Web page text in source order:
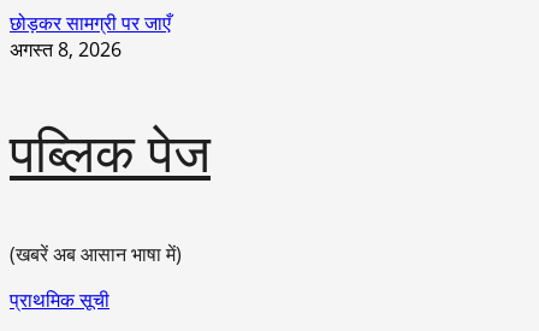
छोड़कर सामग्री पर जाएँ
अगस्त 8, 2026
पब्लिक पेज
(खबरें अब आसान भाषा में)
प्राथमिक सूची